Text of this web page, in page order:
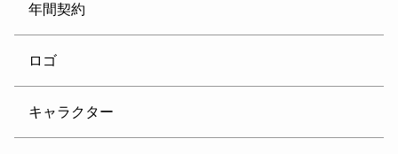
年間契約
ロゴ
キャラクター